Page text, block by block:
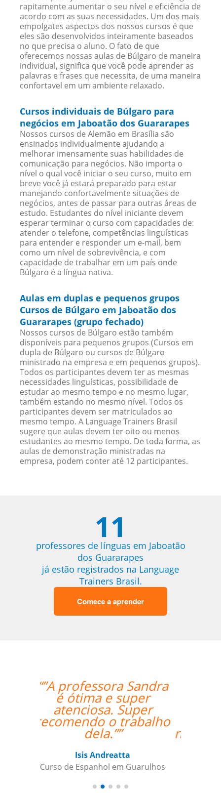
rapitamente aumentar o seu nível e eficiência de
acordo com as suas necessidades. Um dos mais
empolgates aspectos dos nossos cursos é que
eles são desenvolvidos inteiramente baseados
no que precisa o aluno. O fato de que
oferecemos nossas aulas de Búlgaro de maneira
individual, significa que você pode aprender as
palavras e frases que necessita, de uma maneira
confortavel em um ambiente relaxado.
Cursos individuais de Búlgaro para
negócios em Jaboatão dos Guararapes
Nossos cursos de Alemão em Brasília são
ensinados individualmente ajudando a
melhorar imensamente suas habilidades de
comunicação para negócios. Não importa o
nível o qual você iniciar o seu curso, muito em
breve você já estará preparado para estar
manejando confortavelmente situações de
negócios, antes de passar para outras áreas de
estudo. Estudantes do nível iniciante devem
esperar terminar o curso com capacidades de:
atender o telefone, competências linguísticas
para entender e responder um e-mail, bem
como um nível de sobrevivência, e com
capacidade de trabalhar em um país onde
Búlgaro é a língua nativa.
Aulas em duplas e pequenos grupos
Cursos de Búlgaro em Jaboatão dos
Guararapes (grupo fechado)
Nossos cursos de Búlgaro estão também
disponíveis para pequenos grupos (Cursos em
dupla de Búlgaro ou cursos de Búlgaro
ministrado na empresa e em pequenos grupos).
Todos os participantes devem ter as mesmas
necessidades linguísticas, possibilidade de
estudar ao mesmo tempo e no mesmo lugar,
também estando no mesmo nível. Todos os
participantes devem ser matriculados ao
mesmo tempo. A Language Trainers Brasil
sugere que aulas devem ter oito ou menos
estudantes ao mesmo tempo. De toda forma, as
aulas de demonstração ministradas na
empresa, podem conter até 12 participantes.
11
professores de línguas em Jaboatão
dos Guararapes
já estão registrados na Language
Trainers Brasil.
Comece a aprender
“”Considero a sua
empresa a ser
extremamente útil
para satisfazer as
necessidades da minha
está aprendendo
japonês. Eu
recomendo a qualquer